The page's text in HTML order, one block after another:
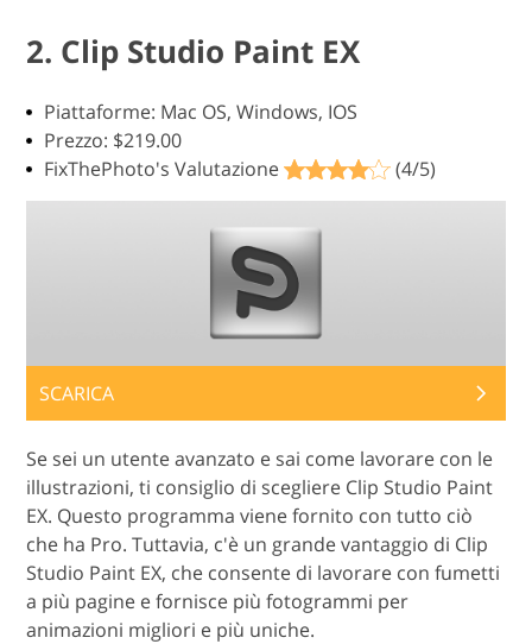
2. Clip Studio Paint EX
Piattaforme: Mac OS, Windows, IOS
Prezzo: $219.00
FixThePhoto's Valutazione
(4/5)
SCARICA
Se sei un utente avanzato e sai come lavorare con le
illustrazioni, ti consiglio di scegliere Clip Studio Paint
EX. Questo programma viene fornito con tutto ciò
che ha Pro. Tuttavia, c'è un grande vantaggio di Clip
Studio Paint EX, che consente di lavorare con fumetti
a più pagine e fornisce più fotogrammi per
animazioni migliori e più uniche.